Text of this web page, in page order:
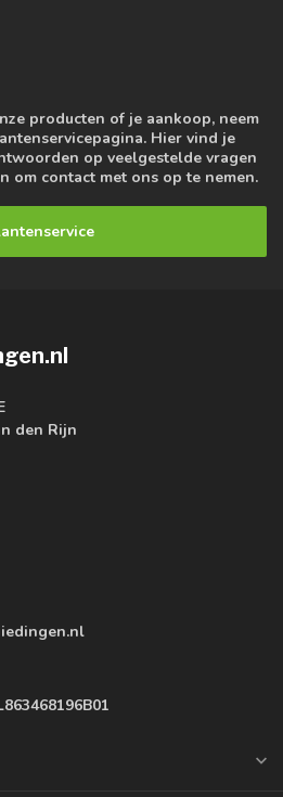
producten of je aankoop, neem
Hier vind je
op veelgestelde vragen
om contact met ons op te nemen.
den Rijn